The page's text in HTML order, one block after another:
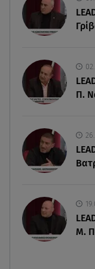
07.08.26 , 21:17
αριθμοί για
07.08.26 , 21:03
Σε τρία
Π.
Μ.